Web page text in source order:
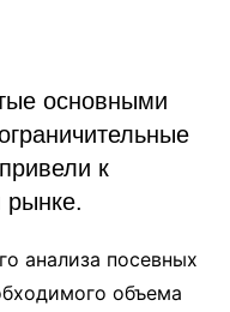
основными
к
рынке.
анализа посевных
объема